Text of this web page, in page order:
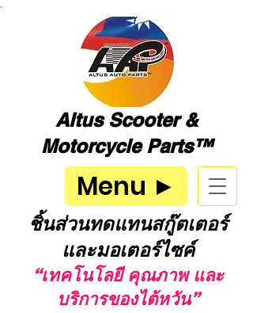
Menu ►
Altus Scooter &
Motorcycle Parts™
ชิ้นส่วนทดแทนสกู๊ตเตอร์
และมอเตอร์ไซค์
“เทคโนโลยี คุณภาพ และ
บริการของไต้หวัน”